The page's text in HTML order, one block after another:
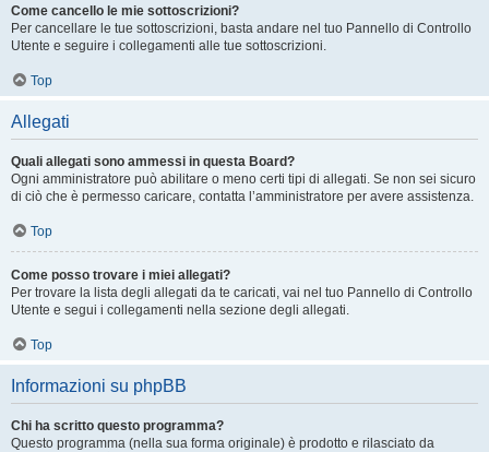
Come cancello le mie sottoscrizioni?
Per cancellare le tue sottoscrizioni, basta andare nel tuo Pannello di Controllo
Utente e seguire i collegamenti alle tue sottoscrizioni.
Top
Allegati
Quali allegati sono ammessi in questa Board?
Ogni amministratore può abilitare o meno certi tipi di allegati. Se non sei sicuro
di ciò che è permesso caricare, contatta l’amministratore per avere assistenza.
Top
Come posso trovare i miei allegati?
Per trovare la lista degli allegati da te caricati, vai nel tuo Pannello di Controllo
Utente e segui i collegamenti nella sezione degli allegati.
Top
Informazioni su phpBB
Chi ha scritto questo programma?
Questo programma (nella sua forma originale) è prodotto e rilasciato da